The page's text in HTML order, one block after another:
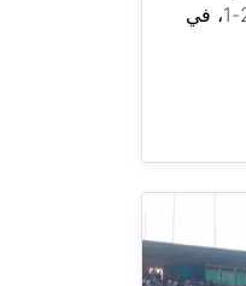
فوزه على العهد في الوقت الإضافي 2-1، في